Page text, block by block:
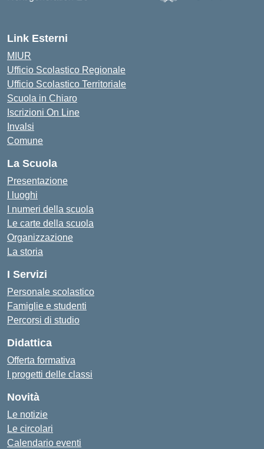
Link Esterni
MIUR
Ufficio Scolastico Regionale
Ufficio Scolastico Territoriale
Scuola in Chiaro
Iscrizioni On Line
Invalsi
Comune
La Scuola
Presentazione
I luoghi
I numeri della scuola
Le carte della scuola
Organizzazione
La storia
I Servizi
Personale scolastico
Famiglie e studenti
Percorsi di studio
Didattica
Offerta formativa
I progetti delle classi
Novità
Le notizie
Le circolari
Calendario eventi